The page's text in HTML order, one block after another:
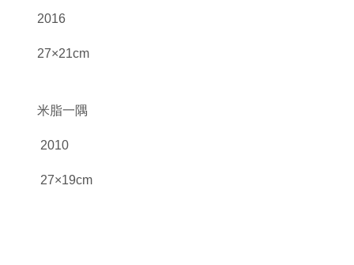
2016
27×21cm
米脂一隅
2010
27×19cm